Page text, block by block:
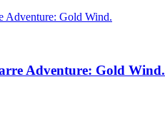
Adventure: Gold Wind.